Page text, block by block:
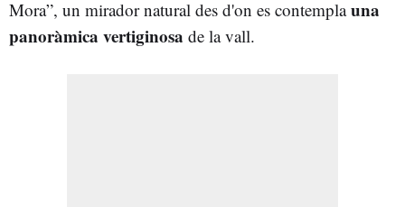
Mora”, un mirador natural des d'on es contemplauna
panoràmica vertiginosa de la vall.